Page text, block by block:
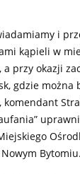
i
kąpieli w
a przy okazji
gdzie można
komendant
Bytomiu.